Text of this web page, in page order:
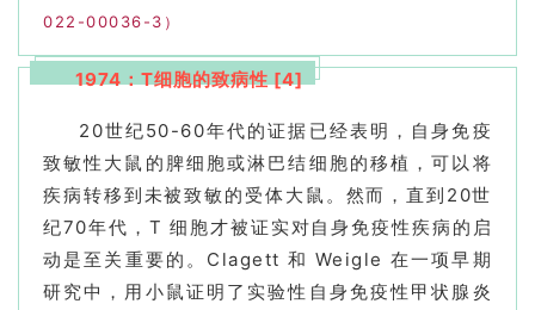
022-00036-3）
1974：T细胞的致病性 [4]
20世纪50-60年代的证据已经表明，自身免疫
致敏性大鼠的脾细胞或淋巴结细胞的移植，可以将
疾病转移到未被致敏的受体大鼠。然而，直到20世
纪70年代，T 细胞才被证实对自身免疫性疾病的启
动是至关重要的。Clagett 和 Weigle 在一项早期
研究中，用小鼠证明了实验性自身免疫性甲状腺炎